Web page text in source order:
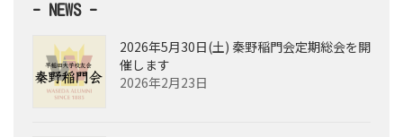
- NEWS -
2026年5月30日(土) 秦野稲門会定期総会を開
催します
2026年2月23日